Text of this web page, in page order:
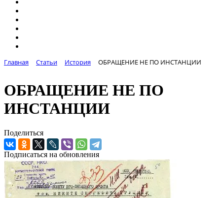
Главная Статьи История ОБРАЩЕНИЕ НЕ ПО ИНСТАНЦИИ
ОБРАЩЕНИЕ НЕ ПО
ИНСТАНЦИИ
Поделиться
Подписаться на обновления